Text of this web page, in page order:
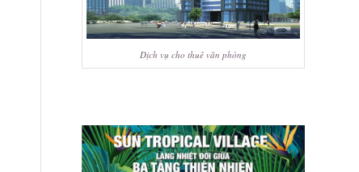
Dịch vụ cho thuê văn phòng